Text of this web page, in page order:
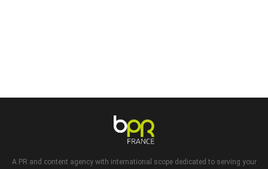
A PR and content agency with international scope dedicated to serving your